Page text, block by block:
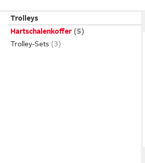
Trolleys
Hartschalenkoffer
Trolley-Sets